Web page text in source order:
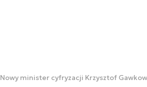
Nowy minister cyfryzacji Krzysztof